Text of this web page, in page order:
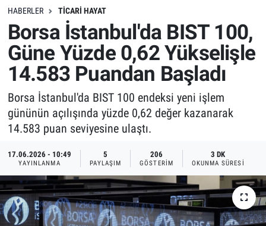
HABERLER TICARI HAYAT
Borsa İstanbul'da BIST 100,
Güne Yüzde 0,62 Yükselişle
14.583 Puandan Başladı
Borsa İstanbul'da BIST 100 endeksi yeni işlem
gününün açılışında yüzde 0,62 değer kazanarak
14.583 puan seviyesine ulaştı.
17.06.2026 - 10:49
YAYINLANMA
5
PAYLAŞIM
206
GÖSTERIM
3 DK
OKUNMA SÜRESI